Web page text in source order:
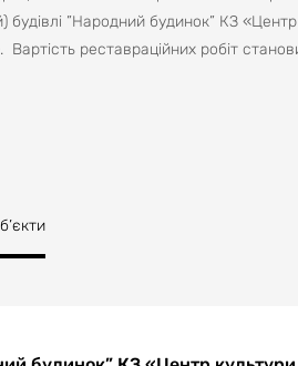
”Народний будинок” КЗ
реставраційних робіт